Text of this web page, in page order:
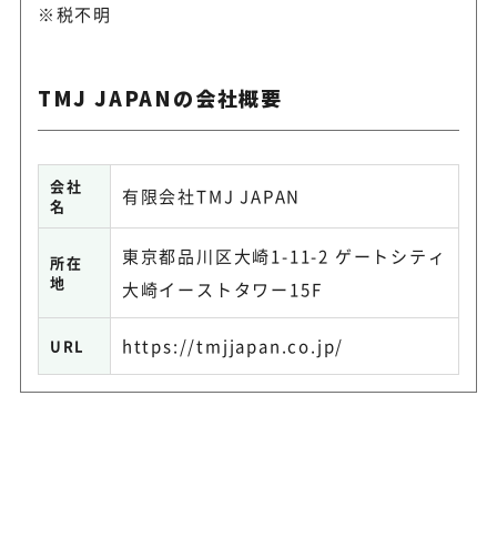
※税不明
TMJ JAPANの会社概要
会社
名
有限会社TMJ JAPAN
所在
地
東京都品川区大崎1-11-2 ゲートシティ
大崎イーストタワー15F
URL https://tmjjapan.co.jp/